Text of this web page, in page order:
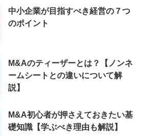
中小企業が目指すべき経営の７つ
のポイント
M&Aのティーザーとは？【ノンネ
ームシートとの違いについて解
説】
M&A初心者が押さえておきたい基
礎知識【学ぶべき理由も解説】